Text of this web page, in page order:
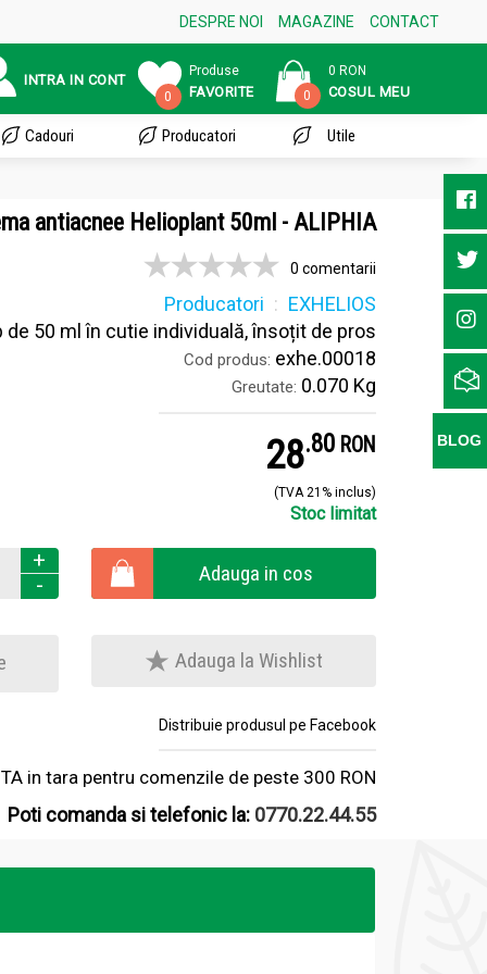
DESPRE NOI MAGAZINE CONTACT
INTRA IN CONT
0
Produse
FAVORITE 0
0 RON
COSUL MEU
Cadouri Producatori Utile
antiacnee Helioplant 50ml - ALIPHIA
0 comentarii
Producatori
EXHELIOS
de 50 ml în cutie individuală, însoțit de pros
Cod produs: exhe.00018
Greutate: 0.070 Kg
28.8 RON
(TVA 21% inclus)
Stoc limitat
+
-
Adauga in cos
Adauga la Wishlist
Distribuie produsul pe Facebook
in tara pentru comenzile de peste 300 RON
Poti comanda si telefonic la: 0770.22.44.55
BLOG